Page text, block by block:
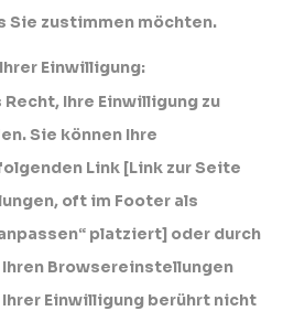
Sie zustimmen möchten.
Einwilligung:
Ihre Einwilligung zu
Sie können Ihre
Link [Link zur Seite
oft im Footer als
platziert] oder durch
Browsereinstellungen
Einwilligung berührt nicht